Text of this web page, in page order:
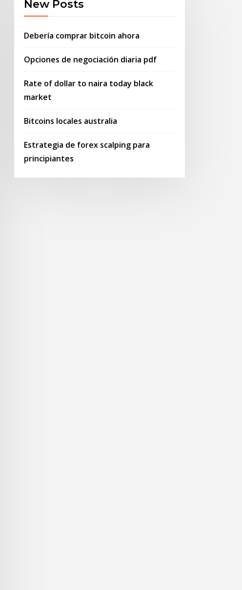
New Posts
Debería comprar bitcoin ahora
Opciones de negociación diaria pdf
Rate of dollar to naira today black
market
Bitcoins locales australia
Estrategia de forex scalping para
principiantes